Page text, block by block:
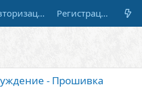
Авторизация Регистрация
- Прошивка